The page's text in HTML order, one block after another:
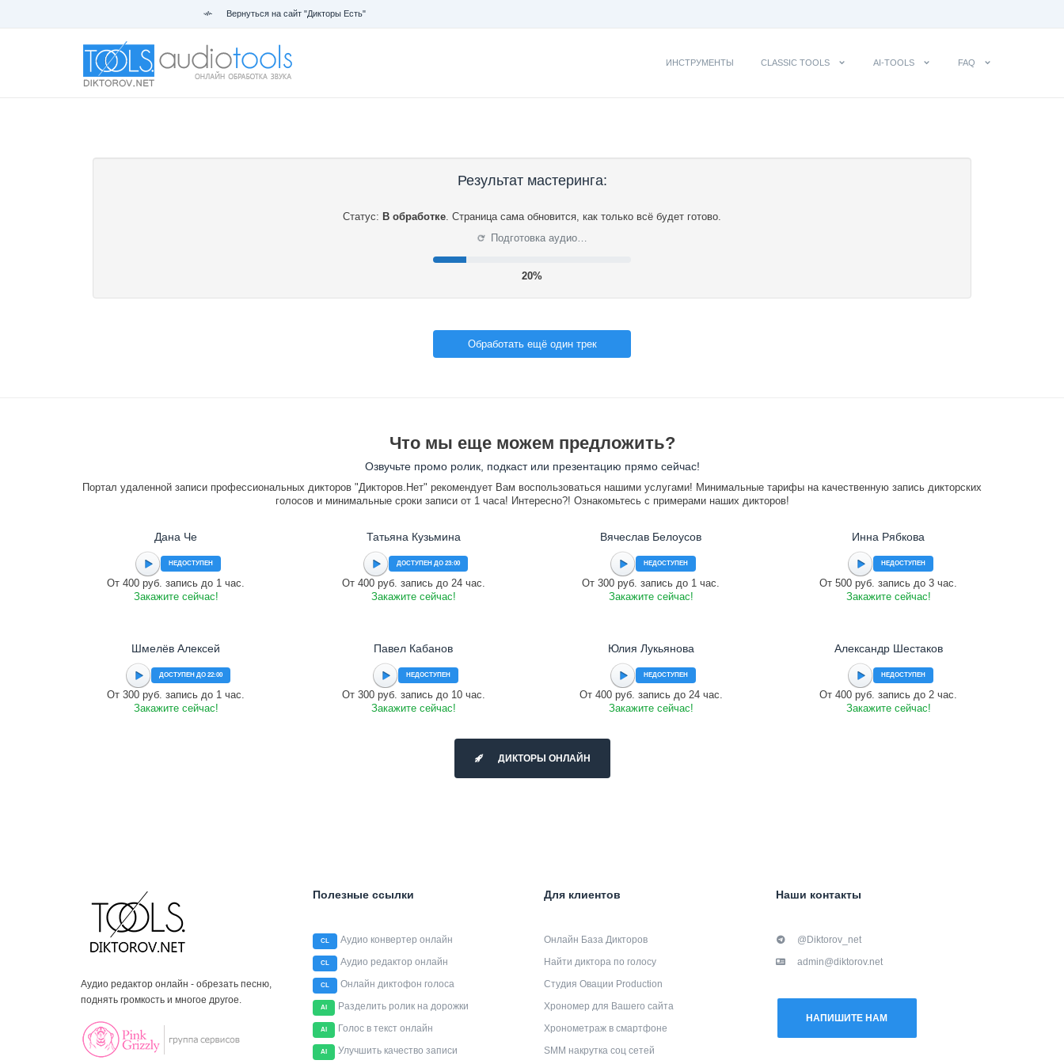
Вернуться на сайт "Дикторы Есть"
ИНСТРУМЕНТЫ CLASSIC TOOLS AI-TOOLS FAQ
Результат мастеринга:
Статус: В обработке. Страница сама обновится, как только всё будет готово.
⟳ Подготовка аудио…
21%
Обработать ещё один трек
Что мы еще можем предложить?
Озвучьте промо ролик, подкаст или презентацию прямо сейчас!
Портал удаленной записи профессиональных дикторов "Дикторов.Нет" рекомендует Вам воспользоваться нашими услугами! Минимальные тарифы на качественную запись дикторских
голосов и минимальные сроки записи от 1 часа! Интересно?! Ознакомьтесь с примерами наших дикторов!
Дана Че
НЕДОСТУПЕН
От 400 руб. запись до 1 час.
Закажите сейчас!
Татьяна Кузьмина
ДОСТУПЕН ДО 23:00
От 400 руб. запись до 24 час.
Закажите сейчас!
Вячеслав Белоусов
НЕДОСТУПЕН
От 300 руб. запись до 1 час.
Закажите сейчас!
Инна Рябкова
НЕДОСТУПЕН
От 500 руб. запись до 3 час.
Закажите сейчас!
Шмелёв Алексей
ДОСТУПЕН ДО 22:00
От 300 руб. запись до 1 час.
Закажите сейчас!
Павел Кабанов
НЕДОСТУПЕН
От 300 руб. запись до 10 час.
Закажите сейчас!
Юлия Лукьянова
НЕДОСТУПЕН
От 400 руб. запись до 24 час.
Закажите сейчас!
Александр Шестаков
НЕДОСТУПЕН
От 400 руб. запись до 2 час.
Закажите сейчас!
ДИКТОРЫ ОНЛАЙН
Аудио редактор онлайн - обрезать песню,
поднять громкость и многое другое.
Полезные ссылки
CL Аудио конвертер онлайн
CL Аудио редактор онлайн
CL Онлайн диктофон голоса
AI Разделить ролик на дорожки
AI Голос в текст онлайн
AI Улучшить качество записи
Для клиентов
Онлайн База Дикторов
Найти диктора по голосу
Студия Овации Production
Хрономер для Вашего сайта
Хронометраж в смартфоне
SMM накрутка соц сетей
Наши контакты
@Diktorov_net
admin@diktorov.net
НАПИШИТЕ НАМ